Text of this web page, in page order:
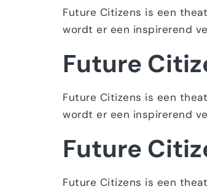
Future Citizens is een
wordt er een inspirerend
Future
Future Citizens is een
wordt er een inspirerend
Future
Future Citizens is een